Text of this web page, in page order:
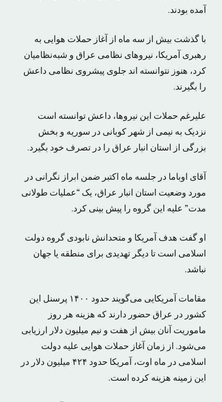
آمده بودند.
با گذشت بیش از سه ماه از آغاز حملات هوایی به
رهبری آمریکا، نیروهای نظامی عراق و شبه‌نظامیان
کرد، هنوز نتوانسته اند جلوی پیشروی نظامی داعش
را بگیرند.
علیرغم حملات این نیروها، داعش توانسته است
نزدیک به نیمی از شهر کوبانی در سوریه و بخش
بزرگی از استان انبار عراق را در تصرف خود بگیرد.
آقای اوباما در جلسه ماه اکتبر ضمن ابراز نگرانی در
مورد وضعیت استان انبار عراق، یک “عملیات طولانی
مدت” علیه این گروه را پیش بینی کرد.
او گفت هدف آمریکا و متحدانش نابودی گروه دولت
اسلامی است تا دیگر تهدیدی برای منطقه یا جهان
نباشد.
مقامات آمریکایی می‌گویند حدود ۱۴۰۰ پرسنل این
کشور در عراق حضور دارند که هزینه هر روز
ماموریت آنان بیش از هفت و نیم میلیون دلار ارزیابی
می‌شود. از زمان آغاز حملات هوایی علیه دولت
اسلامی در ماه اوت، آمریکا حدود ۴۲۴ میلیون دلار در
این زمینه هزینه کرده است.